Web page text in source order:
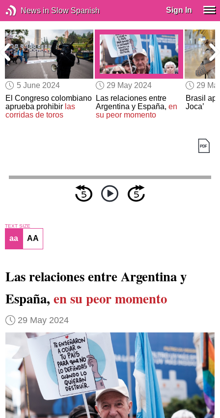
News in Slow Spanish Sign In
5 June 2024
El Congreso colombiano
aprueba prohibir las
corridas de toros
29 May 2024
Las relaciones entre
Argentina y España, en
su peor momento
29
Brasil
Joca’
TEXT SIZE
aa AA
Las relaciones entre Argentina y
España, en su peor momento
29 May 2024